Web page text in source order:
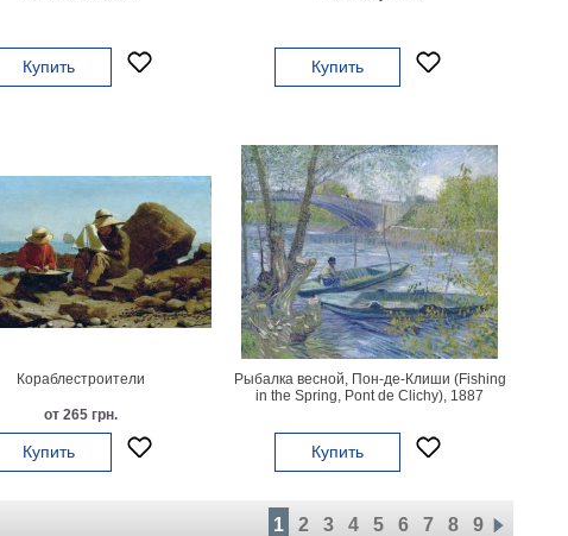
Купить Купить
Кораблестроители
от 265 грн.
Купить
Рыбалка весной, Пон-де-Клиши (Fishing
in the Spring, Pont de Clichy), 1887
Купить
1 2 3 4 5 6 7 8 9